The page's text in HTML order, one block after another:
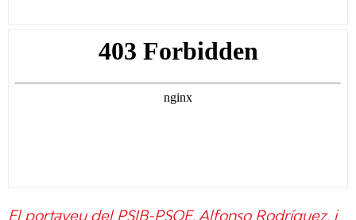
El portaveu del PSIB-PSOE, Alfonso Rodríguez, i